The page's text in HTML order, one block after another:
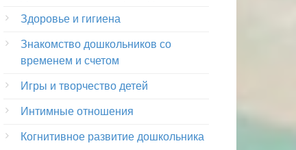
Здоровье и гигиена
Знакомство дошкольников со
временем и счетом
Игры и творчество детей
Интимные отношения
Когнитивное развитие дошкольника